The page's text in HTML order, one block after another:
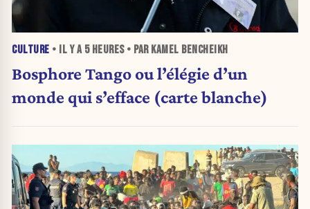
CULTURE • IL Y A 5 HEURES• PAR KAMEL BENCHEIKH
Bosphore Tango ou l’élégie d’un
monde qui s’efface (carte blanche)